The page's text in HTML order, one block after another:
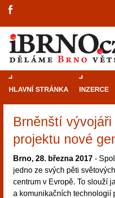
HLAVNÍ STRÁNKA INZERCE
Brněnští
projektu nové
Brno, 28. března 2017 -
jedno ze svých pěti
centrum v Evropě. To slouží
a komunikačních technologií